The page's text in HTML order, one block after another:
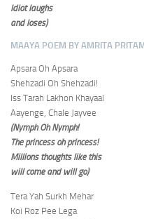
Idiot laughs
and loses)
MAAYA POEM BY AMRITA
Apsara Oh Apsara
Shehzadi Oh Shehzadi!
Iss Tarah Lakhon Khayaal
Aayenge, Chale Jayvee
(Nymph Oh Nymph!
The princess oh princess!
Millions thoughts like this
will come and will go)
Tera Yah Surkh Mehar
Koi Roz Pee Lega